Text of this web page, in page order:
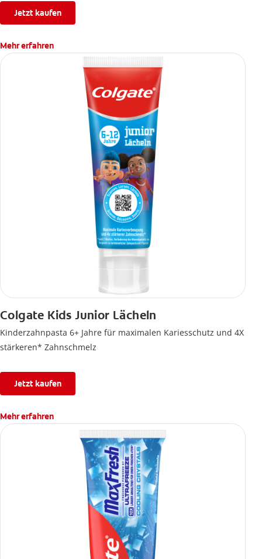
Jetzt kaufen
Mehr erfahren
Colgate Kids Junior Lächeln
Kinderzahnpasta 6+ Jahre für maximalen Kariesschutz und 4X
stärkeren* Zahnschmelz
Jetzt kaufen
Mehr erfahren